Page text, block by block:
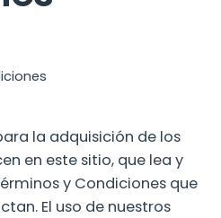
la adquisición de los
en este sitio, que lea y
y Condiciones que
El uso de nuestros